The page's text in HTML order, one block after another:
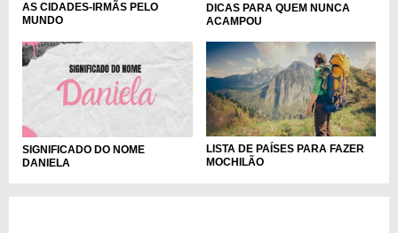
AS CIDADES-IRMÃS PELO
MUNDO
DICAS PARA QUEM NUNCA
ACAMPOU
SIGNIFICADO DO NOME
DANIELA
LISTA DE PAÍSES PARA FAZER
MOCHILÃO